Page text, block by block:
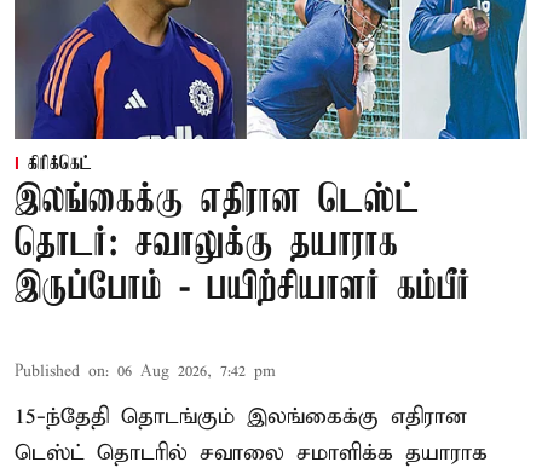
கிரிக்கெட்
இலங்கைக்கு எதிரான டெஸ்ட்
தொடர்: சவாலுக்கு தயாராக
இருப்போம் - பயிற்சியாளர் கம்பீர்
Published on: 06 Aug 2026, 7:42 pm
15-ந்தேதி தொடங்கும் இலங்கைக்கு எதிரான
டெஸ்ட் தொடரில் சவாலை சமாளிக்க தயாராக